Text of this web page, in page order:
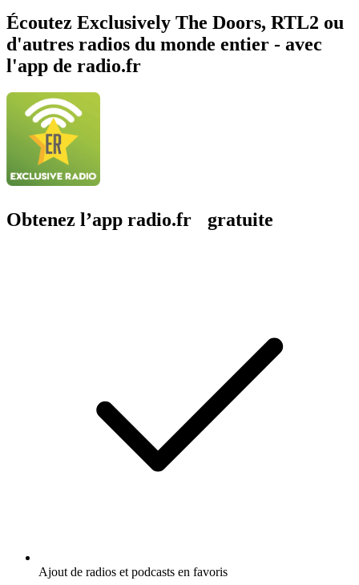
Écoutez Exclusively The Doors, RTL2 ou
d'autres radios du monde entier - avec
l'app de radio.fr
Obtenez l’app radio.fr gratuite
Ajout de radios et podcasts en favoris